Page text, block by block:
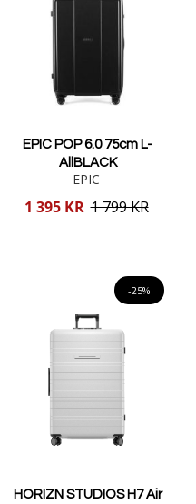
EPIC POP 6.0 75cm L-
AllBLACK
EPIC
Reducerat
1 395 KR 1 799 KR
-25%
HORIZN STUDIOS H7 Air